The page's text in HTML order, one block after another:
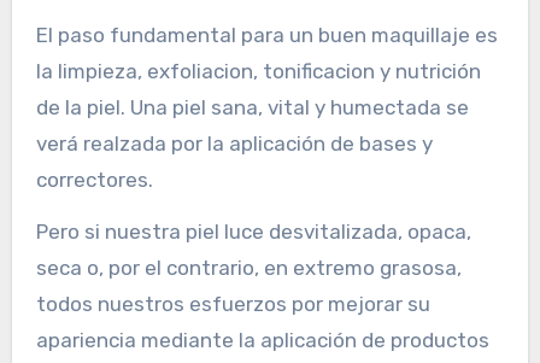
El paso fundamental para un buen maquillaje es
la limpieza, exfoliacion, tonificacion y nutrición
de la piel. Una piel sana, vital y humectada se
verá realzada por la aplicación de bases y
correctores.
Pero si nuestra piel luce desvitalizada, opaca,
seca o, por el contrario, en extremo grasosa,
todos nuestros esfuerzos por mejorar su
apariencia mediante la aplicación de productos